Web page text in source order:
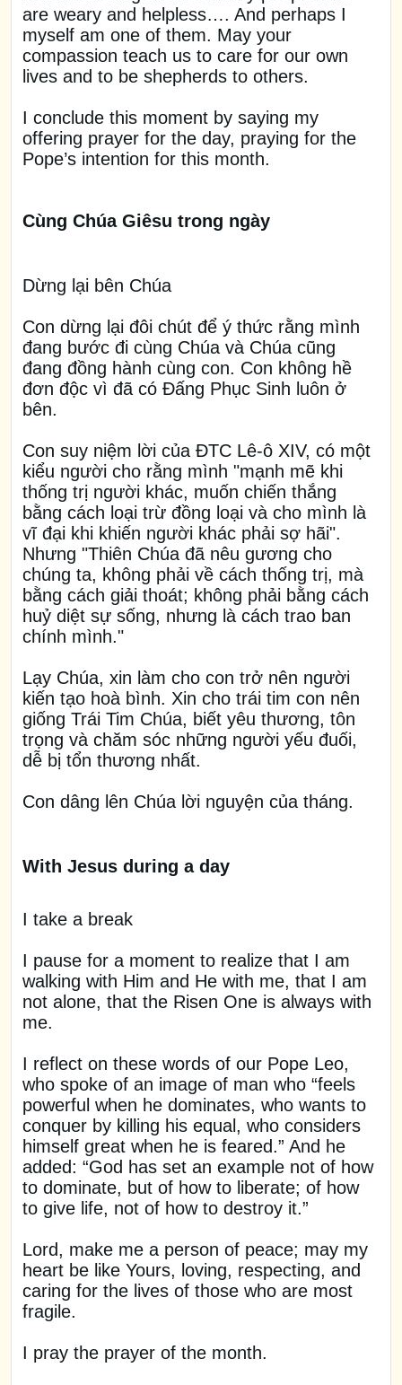
are weary and helpless…. And perhaps I
myself am one of them. May your
compassion teach us to care for our own
lives and to be shepherds to others.
I conclude this moment by saying my
offering prayer for the day, praying for the
Pope’s intention for this month.
Cùng Chúa Giêsu trong ngày
Dừng lại bên Chúa
Con dừng lại đôi chút để ý thức rằng mình
đang bước đi cùng Chúa và Chúa cũng
đang đồng hành cùng con. Con không hề
đơn độc vì đã có Đấng Phục Sinh luôn ở
bên.
Con suy niệm lời của ĐTC Lê-ô XIV, có một
kiểu người cho rằng mình "mạnh mẽ khi
thống trị người khác, muốn chiến thắng
bằng cách loại trừ đồng loại và cho mình là
vĩ đại khi khiến người khác phải sợ hãi".
Nhưng "Thiên Chúa đã nêu gương cho
chúng ta, không phải về cách thống trị, mà
bằng cách giải thoát; không phải bằng cách
huỷ diệt sự sống, nhưng là cách trao ban
chính mình."
Lạy Chúa, xin làm cho con trở nên người
kiến tạo hoà bình. Xin cho trái tim con nên
giống Trái Tim Chúa, biết yêu thương, tôn
trọng và chăm sóc những người yếu đuối,
dễ bị tổn thương nhất.
Con dâng lên Chúa lời nguyện của tháng.
With Jesus during a day
I take a break
I pause for a moment to realize that I am
walking with Him and He with me, that I am
not alone, that the Risen One is always with
me.
I reflect on these words of our Pope Leo,
who spoke of an image of man who “feels
powerful when he dominates, who wants to
conquer by killing his equal, who considers
himself great when he is feared.” And he
added: “God has set an example not of how
to dominate, but of how to liberate; of how
to give life, not of how to destroy it.”
Lord, make me a person of peace; may my
heart be like Yours, loving, respecting, and
caring for the lives of those who are most
fragile.
I pray the prayer of the month.